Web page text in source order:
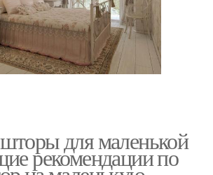
для маленькой
рекомендации по